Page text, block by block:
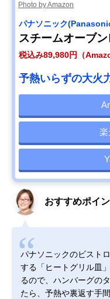
Photo by Amazon
パナソニック
スチームオーブ
税込み89,980円（
予熱いらずの大火
楽
おすすめポイ
パナソニックのビスト
する「ヒートグリル皿
るので、ハンバーグの
たら、予熱や裏返す手